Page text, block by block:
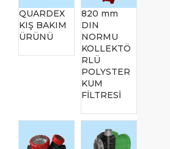
QUARDEX
KIŞ BAKIM
ÜRÜNÜ
820 mm
DIN
NORMU
KOLLEKTÖ
RLÜ
POLYSTER
KUM
FİLTRESİ